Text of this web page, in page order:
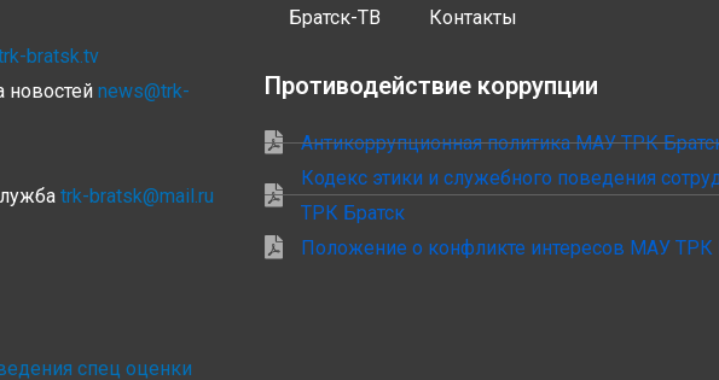
bratsk.tv
новостей news@trk-
trk-bratsk@mail.ru
спец оценки
Братск-ТВ Контакты
Противодействие коррупции
Антикоррупционная политика МАУ ТРК
Кодекс этики и служебного поведения
ТРК Братск
Положение о конфликте интересов МАУ ТРК